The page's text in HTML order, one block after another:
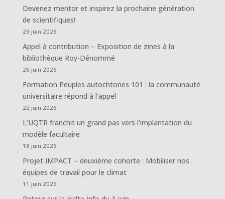
Devenez mentor et inspirez la prochaine génération
de scientifiques!
29 juin 2026
Appel à contribution – Exposition de zines à la
bibliothèque Roy-Dénommé
26 juin 2026
Formation Peuples autochtones 101 : la communauté
universitaire répond à l’appel
22 juin 2026
L’UQTR franchit un grand pas vers l’implantation du
modèle facultaire
18 juin 2026
Projet IMPACT – deuxième cohorte : Mobiliser nos
équipes de travail pour le climat
11 juin 2026